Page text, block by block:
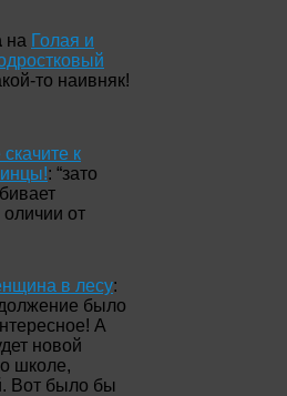
на Голая и
то наивняк!
к
: “зато
от
в лесу:
было
А
новой
школе,
Вот было бы